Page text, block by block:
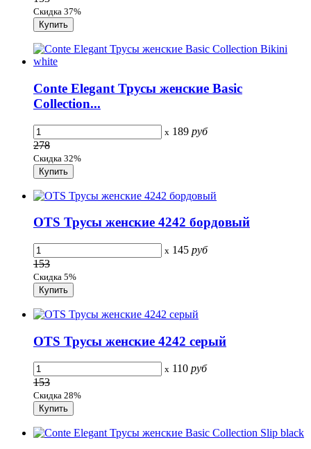
Скидка 37%
Conte Elegant Трусы женские Basic
Collection...
x 189 руб
278
Скидка 32%
OTS Трусы женские 4242 бордовый
x 145 руб
153
Скидка 5%
OTS Трусы женские 4242 серый
x 110 руб
153
Скидка 28%